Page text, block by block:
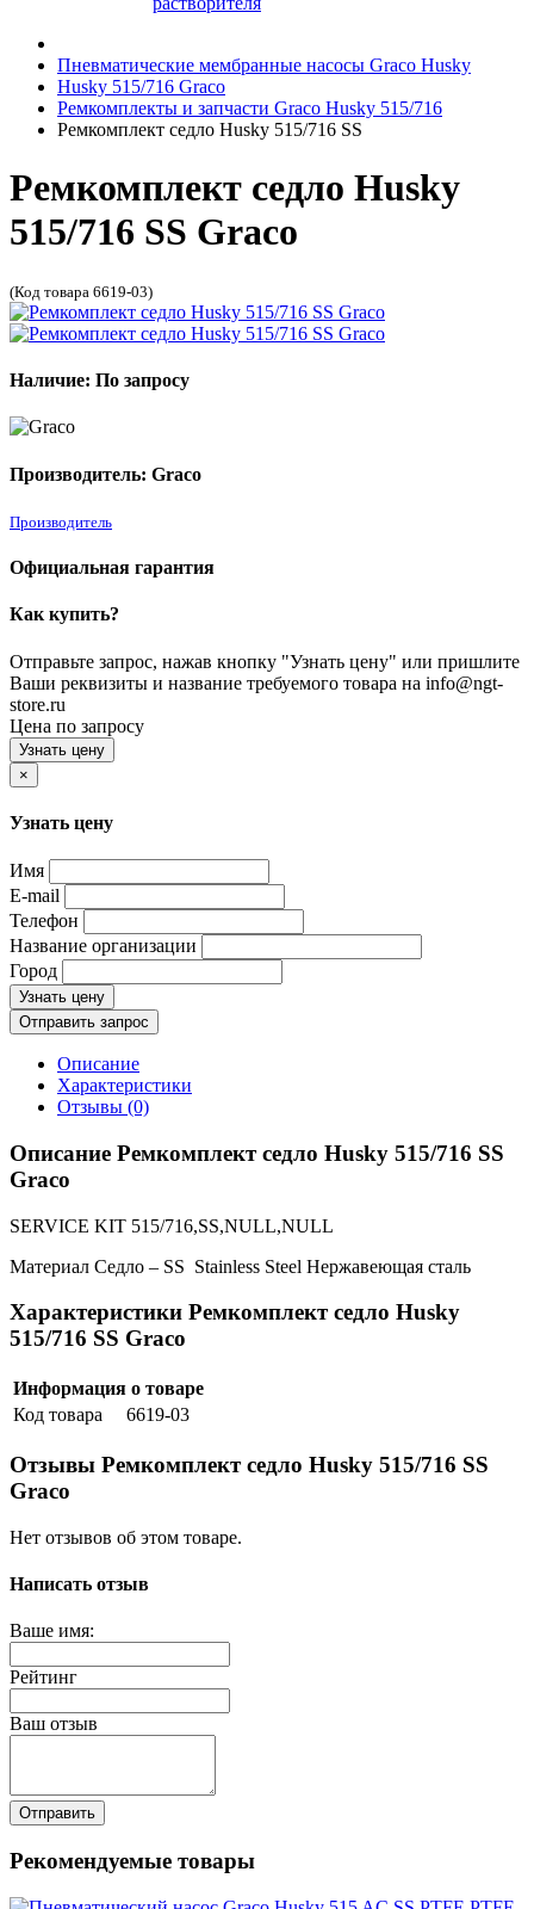
Пневматические мембранные насосы Graco Husky
Husky 515/716 Graco
Ремкомплекты и запчасти Graco Husky 515/716
Ремкомплект седло Husky 515/716 SS
Ремкомплект седло Husky
515/716 SS Graco
(Код товара 6619-03)
Наличие: По запросу
Производитель: Graco
Производитель
Официальная гарантия
Как купить?
Отправьте запрос, нажав кнопку "Узнать цену" или пришлите
Ваши реквизиты и название требуемого товара на info@ngt-
store.ru
Цена по запросу
Узнать цену
×
Узнать цену
Имя
E-mail
Телефон
Название организации
Город
Узнать цену
Отправить запрос
Описание
Характеристики
Отзывы (0)
Описание Ремкомплект седло Husky 515/716 SS
Graco
SERVICE KIT 515/716,SS,NULL,NULL
Материал Седло – SS Stainless Steel Нержавеющая сталь
Характеристики Ремкомплект седло Husky
515/716 SS Graco
Информация о товаре
Код товара
6619-03
Отзывы Ремкомплект седло Husky 515/716 SS
Graco
Нет отзывов об этом товаре.
Написать отзыв
Ваше имя:
Рейтинг
Ваш отзыв
Отправить
Рекомендуемые товары